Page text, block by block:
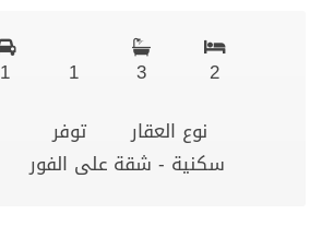
2
3
1
1
نوع العقار
سكنية - شقة
توفر
على الفور